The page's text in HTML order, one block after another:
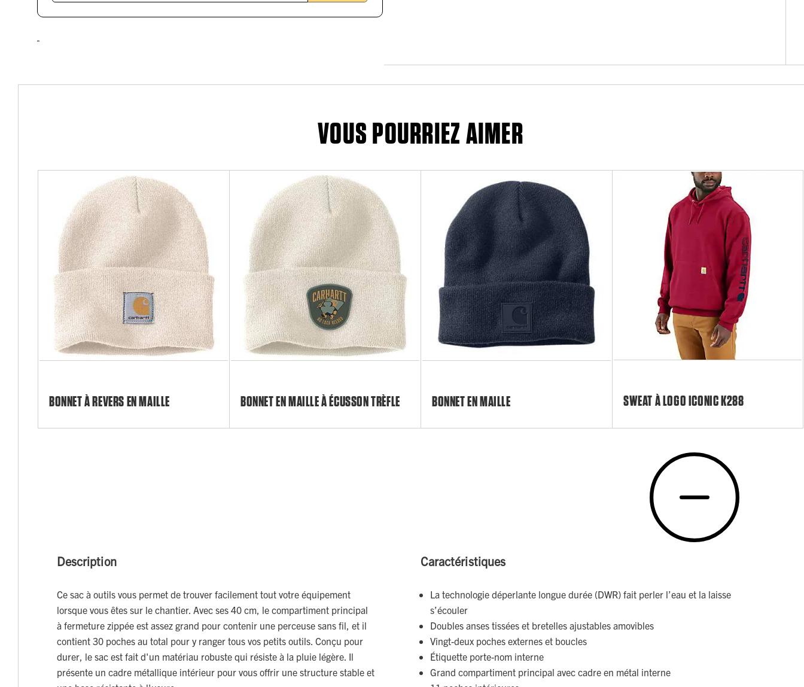
VOUS POURRIEZ AIMER
BONNET À REVERS EN MAILLE BONNET EN MAILLE À ÉCUSSON TRÈFLE BONNET EN MAILLE SWEAT À LOGO ICONIC K288
Description
Ce sac à outils vous permet de trouver facilement tout votre équipement
lorsque vous êtes sur le chantier. Avec ses 40 cm, le compartiment principal
à fermeture zippée est assez grand pour contenir une perceuse sans fil, et il
contient 30 poches au total pour y ranger tous vos petits outils. Conçu pour
durer, le sac est fait d'un matériau robuste qui résiste à la pluie légère. Il
présente un cadre métallique intérieur pour vous offrir une structure stable et
Caractéristiques
La technologie déperlante longue durée (DWR) fait perler l’eau et la laisse
s’écouler
Doubles anses tissées et bretelles ajustables amovibles
Vingt-deux poches externes et boucles
Étiquette porte-nom interne
Grand compartiment principal avec cadre en métal interne